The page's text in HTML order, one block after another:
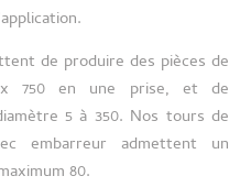
de produire des pièces de
750 en une prise, et de
5 à 350. Nos tours de
embarreur admettent un
80.